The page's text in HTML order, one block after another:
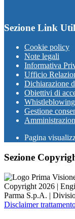
Sezione Link
Cookie policy
Note legali
Informativa
Ufficio
Dichiarazione
Obiettivi di
Whistleblowing
Gestione
Pagina
Sezione
Copyright 2026 |
Parma S.p.A. |
Disclaimer